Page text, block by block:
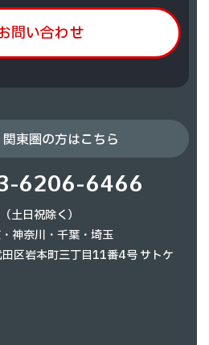
問い合わせ
東圏の方はこちら
6206-6466
土日祝除く）
神奈川・千葉・埼玉
区岩本町三丁目11番4号 サトケ